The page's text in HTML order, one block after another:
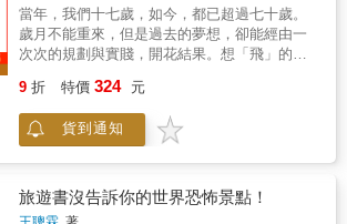
當年，我們十七歲，如今，都已超過七十歲。
歲月不能重來，但是過去的夢想，卻能經由一
次次的規劃與實賤，開花結果。想「飛」的夢
空飛翔的鳥兒，自由自在，要到哪兒就飛到哪
兒！於是，我在作文簿上就做起白日夢來了
───如果我有一強壯的翅膀，我會立刻飛出牢
到了美美的仙境───無數個不同的仙境，在我
愛上旅遊之後，藉著那巨鳥（飛機）的飛翔，
9 折 特價 324 元
貨到通知
旅遊書沒告訴你的世界恐怖景點！